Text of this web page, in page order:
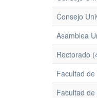
Consejo
Asamblea
Rectorado
Facultad
Facultad